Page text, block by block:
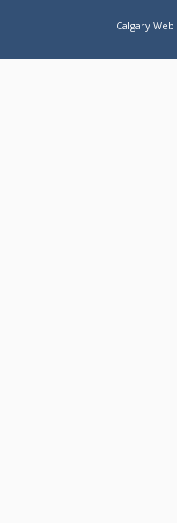
Calgary Web